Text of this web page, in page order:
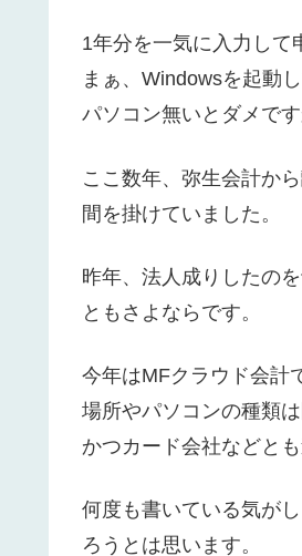
1年分を一気に入力して
まぁ、Windowsを起動
パソコン無いとダメです
ここ数年、弥生会計か
間を掛けていました。
昨年、法人成りしたの
ともさよならです。
今年はMFクラウド会計
場所やパソコンの種類は
かつカード会社などと
何度も書いている気が
ろうとは思います。